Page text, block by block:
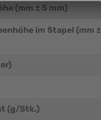
(mm ± 5 mm)
im Stapel (mm
(g/Stk.)